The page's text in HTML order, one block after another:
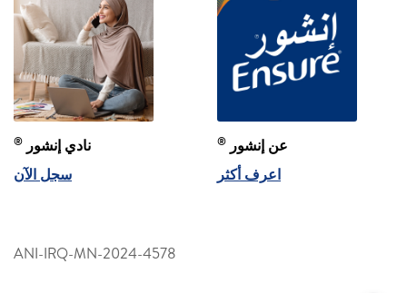
عن إنشور ®
اعرف أكثر
نادي إنشور ®
سجل الآن
ANI-IRQ-MN-2024-4578